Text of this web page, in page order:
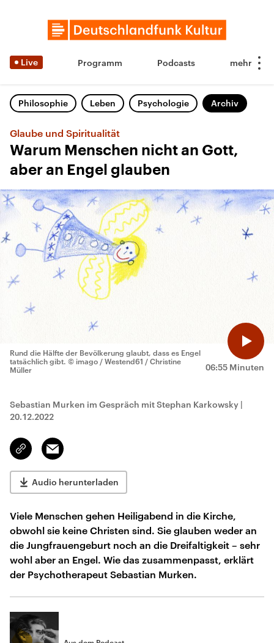
Live Programm Podcasts
Philosophie Leben Psychologie Archiv
Glaube und Spiritualität
Warum Menschen nicht an Gott,
aber an Engel glauben
06:55 Minuten
Rund die Hälfte der Bevölkerung glaubt, dass es Engel
tatsächlich gibt. © imago / Westend61 / Christine
Müller
Sebastian Murken im Gespräch mit Stephan Karkowsky |
20.12.2022
Link
kopieren/teilen
Email
Audio herunterladen
Viele Menschen gehen Heiligabend in die Kirche,
obwohl sie keine Christen sind. Sie glauben weder an
die Jungfrauengeburt noch an die Dreifaltigkeit – sehr
wohl aber an Engel. Wie das zusammenpasst, erklärt
der Psychotherapeut Sebastian Murken.